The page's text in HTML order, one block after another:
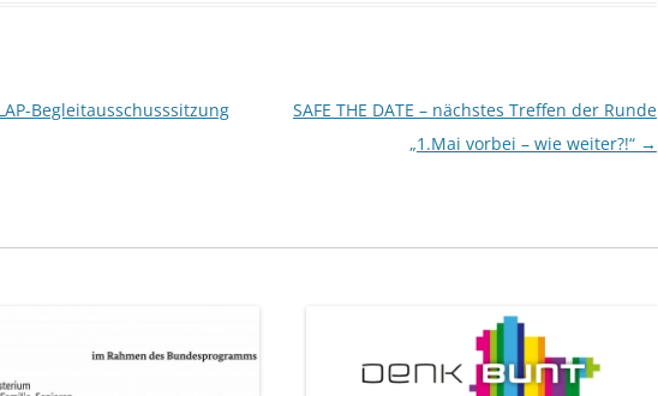
Begleitausschusssitzung
SAFE THE DATE – nächstes Treffen der Runde
„1.Mai vorbei – wie weiter?!“ →